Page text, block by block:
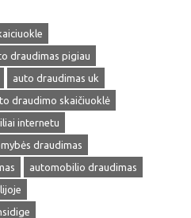
draudimas pigiau
auto draudimas uk
draudimo skaičiuoklė
internetu
draudimas
automobilio draudimas